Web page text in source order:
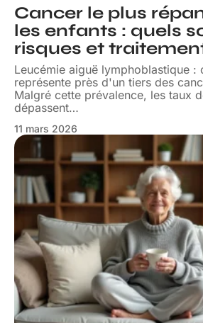
Cancer le plus
les enfants : quels
risques et
Leucémie aiguë lymphoblastique :
représente près d'un tiers des
Malgré cette prévalence, les taux
dépassent…
11 mars 2026